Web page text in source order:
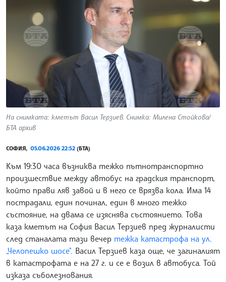
На снимката: кметът Васил Терзиев. Снимка: Милена Стойкова/
БТА архив
СОФИЯ, 05.06.2026 22:52 (БТА)
Към 19:30 часа възниква тежко пътнотранспортно
произшествие между автобус на градския транспорт,
който прави ляв завой и в него се врязва кола. Има 14
пострадали, един починал, един в много тежко
състояние, на двама се изяснява състоянието. Това
каза кметът на София Васил Терзиев пред журналисти
след станалата тази вечер тежка катастрофа на ул.
„Челопешко шосе". Васил Терзиев каза още, че загиналият
в катастрофата е на 27 г. и се е возил в автобуса. Той
изказа съболезнования.